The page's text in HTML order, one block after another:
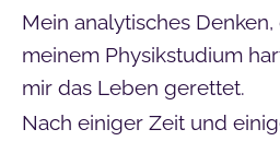
Mein analytisches
meinem Physikstudium
mir das Leben gerettet.
Nach einiger Zeit und